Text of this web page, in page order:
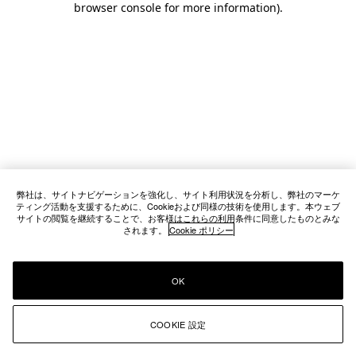
browser console for more information).
弊社は、サイトナビゲーションを強化し、サイト利用状況を分析し、弊社のマーケ
ティング活動を支援するために、Cookieおよび同様の技術を使用します。本ウェブ
サイトの閲覧を継続することで、お客様はこれらの利用条件に同意したものとみな
されます。 Cookie ポリシー
COOKIE 設定
OK